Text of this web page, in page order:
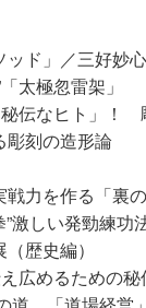
ド」／三好妙
太極忽雷架」
伝なヒト」！
彫刻の造形論
力を作る「裏の
激しい発勁練
歴史編）
めるための秘